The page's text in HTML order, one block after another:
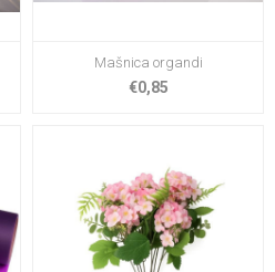
Mašnica organdi
€0,85